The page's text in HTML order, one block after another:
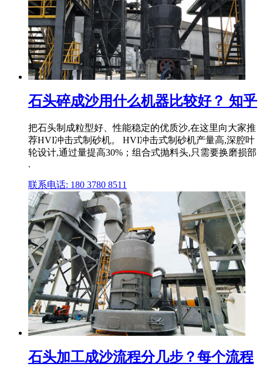
石头碎成沙用什么机器比较好？ 知乎
把石头制成粒型好、性能稳定的优质沙,在这里向大家推
荐HVI冲击式制砂机。 HVI冲击式制砂机产量高,深腔叶
轮设计,通过量提高30%；组合式抛料头,只需要换磨损部
.
联系电话: 180 3780 8511
石头加工成沙流程分几步？每个流程